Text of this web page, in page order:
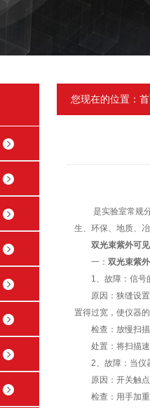
您现在的位置：
是实验室常规分
生、环保、地质、
双光束紫外可
一： 双光束紫
1、故障：信号的
原因：狭缝设置
置得过宽，使仪器
检查：放慢扫描
处置：将扫描速
2、故障：当仪器
原因：开关触点
检查：用手加重